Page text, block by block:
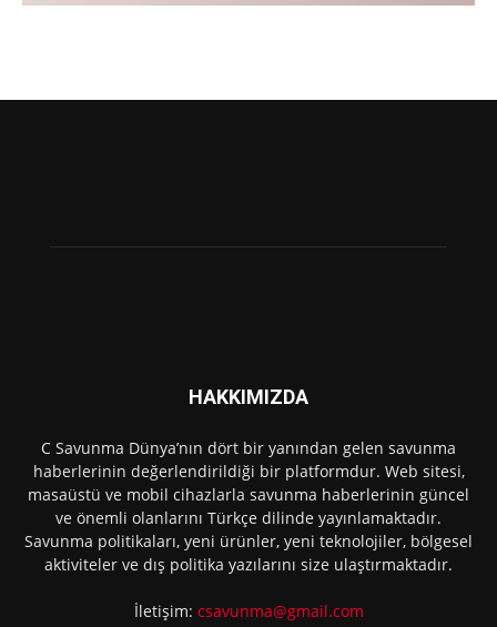
HAKKIMIZDA
C Savunma Dünya’nın dört bir yanından gelen savunma
haberlerinin değerlendirildiği bir platformdur. Web sitesi,
masaüstü ve mobil cihazlarla savunma haberlerinin güncel
ve önemli olanlarını Türkçe dilinde yayınlamaktadır.
Savunma politikaları, yeni ürünler, yeni teknolojiler, bölgesel
aktiviteler ve dış politika yazılarını size ulaştırmaktadır.
İletişim: csavunma@gmail.com